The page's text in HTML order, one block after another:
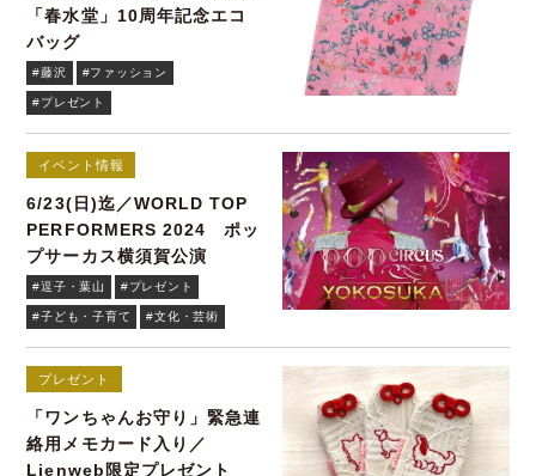
「春水堂」10周年記念エコ
バッグ
#藤沢 #ファッション
#プレゼント
イベント情報
6/23(日)迄／WORLD TOP
PERFORMERS 2024 ポッ
プサーカス横須賀公演
#逗子・葉山 #プレゼント
#子ども・子育て #文化・芸術
プレゼント
「ワンちゃんお守り」緊急連
絡用メモカード入り／
Lienweb限定プレゼント